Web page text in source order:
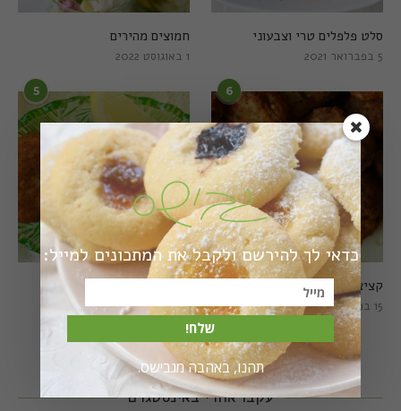
חמוצים מהירים
1 באוגוסט 2022
סלט פלפלים טרי וצבעוני
5 בפברואר 2021
5
קציצות כרישה טבעוניות
מושלמות
20 במרץ 2018
6
קציצות כרישה מושלמות
15 במרץ 2018
עקבו אחרי באינסטגרם
כדאי לך להירשם ולקבל את המתכונים למייל:
שלח!
תהנו, באהבה מגבישס.